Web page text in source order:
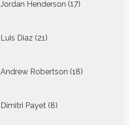
Jordan Henderson 17
producten
Luis Diaz 21
producten
Andrew Robertson 18
producten
Dimitri Payet 8
producten